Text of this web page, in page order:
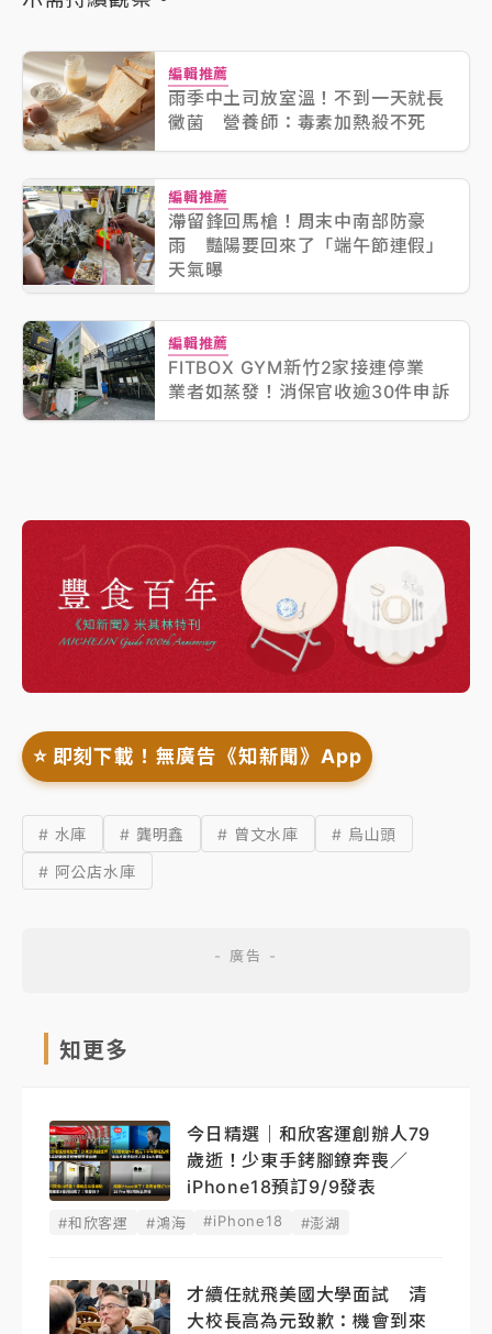
編輯推薦
雨季中土司放室溫！不到一天就長
黴菌 營養師：毒素加熱殺不死
編輯推薦
滯留鋒回馬槍！周末中南部防豪
雨 豔陽要回來了「端午節連假」
天氣曝
編輯推薦
FITBOX GYM新竹2家接連停業
業者如蒸發！消保官收逾30件申訴
⭐️ 即刻下載！無廣告《知新聞》App
# 水庫 # 龔明鑫 # 曾文水庫
# 烏山頭
# 阿公店水庫
知更多
今日精選｜和欣客運創辦人79
歲逝！少東手銬腳鐐奔喪／
iPhone18預訂9/9發表
#和欣客運 #鴻海 #iPhone18 #澎湖
才續任就飛美國大學面試 清
大校長高為元致歉：機會到來